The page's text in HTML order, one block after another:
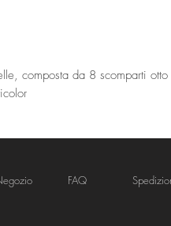
composta da 8 scomparti
FAQ